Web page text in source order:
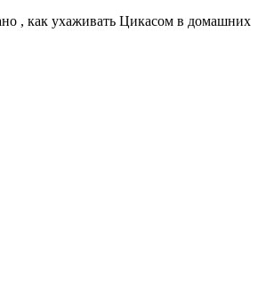
, как ухаживать Цикасом в домашних